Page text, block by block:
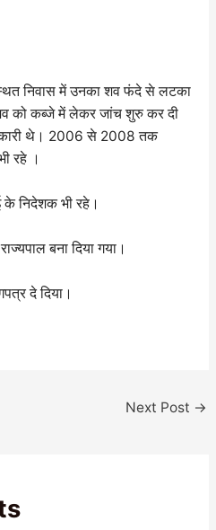
निवास में उनका शव फंदे से लटका
को कब्जे में लेकर जांच शुरु कर दी
थे। 2006 से 2008 तक
रहे ।
निदेशक भी रहे।
बना दिया गया।
दे दिया।
Next Post →